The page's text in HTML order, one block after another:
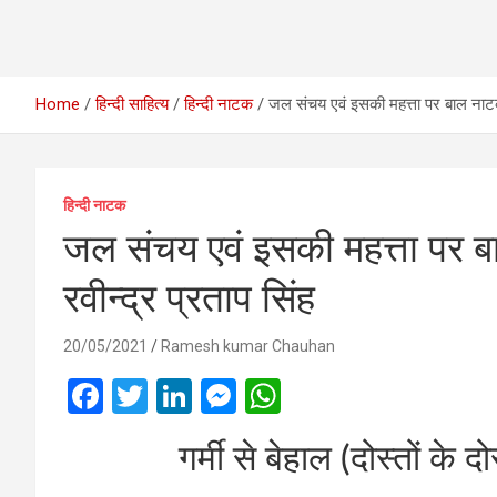
Home हिन्दी साहित्य हिन्‍दी नाटक जल संचय एवं इसकी महत्ता पर बाल
हिन्‍दी नाटक
जल संचय एवं इसकी महत्ता पर
रवीन्द्र प्रताप सिंह
20/05/2021 Ramesh kumar Chauhan
F
T
Li
n
ke
M
es
se at
गर्मी से बेहाल (दोस्तों के